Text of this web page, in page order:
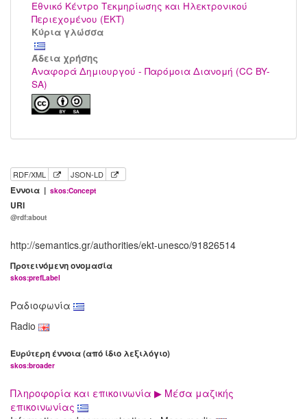
Εθνικό Κέντρο Τεκμηρίωσης και Ηλεκτρονικού
Περιεχομένου (ΕΚΤ)
Κύρια γλώσσα
Άδεια χρήσης
Αναφορά Δημιουργού - Παρόμοια Διανομή (CC BY-
SA)
RDF/XML JSON-LD
Έννοια | skos:Concept
URI
@rdf:about
http://semantics.gr/authorities/ekt-unesco/91826514
Προτεινόμενη ονομασία
skos:prefLabel
Ραδιοφωνία
Radio
Ευρύτερη έννοια (από ίδιο λεξιλόγιο)
skos:broader
Πληροφορία και επικοινωνία ▶ Μέσα μαζικής
επικοινωνίας